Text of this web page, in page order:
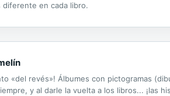
diferente en cada libro.
«del revés»! Álbumes con pictogramas
y al darle la vuelta a los libros... ¡las